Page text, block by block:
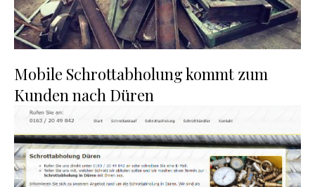
Mobile Schrottabholung kommt zum
Kunden nach Düren